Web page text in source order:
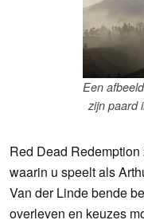
Een
zijn paard
Red Dead
waarin u speelt als
Van der Linde bende
overleven en keuzes